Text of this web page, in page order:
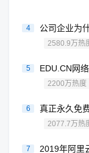
4 公司企业为
2580.9万热
5 EDU.CN网
2200万热度
6 真正永久免
2077.7万热
7 2019年阿里